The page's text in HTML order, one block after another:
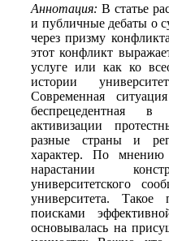
Аннотация: В статье
и публичные дебаты о
через призму
этот конфликт
услуге или как ко
истории
Современная
беспрецедентная
активизации
разные страны и
характер. По мнению
нарастании
университетского
университета. Такое
поисками
основывалась на